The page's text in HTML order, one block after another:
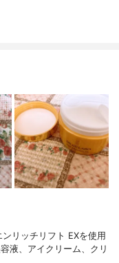
リッチリフト EXを使用
液、アイクリーム、クリ